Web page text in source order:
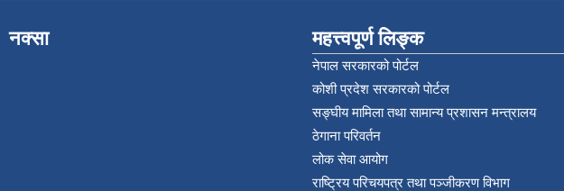
नक्सा महत्त्वपूर्ण लिङ्क
नेपाल सरकारको पोर्टल
कोशी प्रदेश सरकारको पोर्टल
सङ्‍घीय मामिला तथा सामान्य प्रशासन मन्त्रालय
ठेगाना परिवर्तन
लोक सेवा आयोग
राष्ट्रिय परिचयपत्र तथा पञ्‍जीकरण विभाग